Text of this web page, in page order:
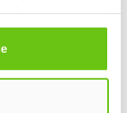
Wtedy
strony.
przycisku w